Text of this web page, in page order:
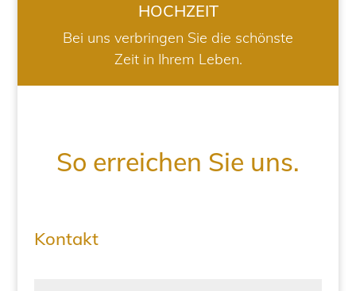
HOCHZEIT
Bei uns verbringen Sie die schönste
Zeit in Ihrem Leben.
So erreichen Sie uns.
Kontakt